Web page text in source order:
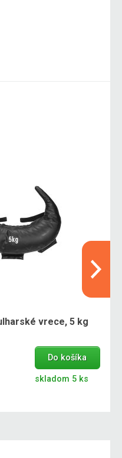
vrece, 5 kg
Do košíka
skladom 5 ks